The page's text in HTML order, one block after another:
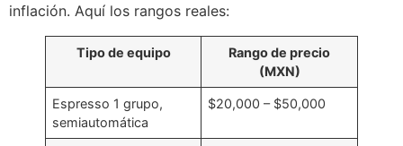
inflación. Aquí los rangos reales:
Tipo de equipo
Rango de precio
(MXN)
Espresso 1 grupo,
semiautomática
$20,000 – $50,000